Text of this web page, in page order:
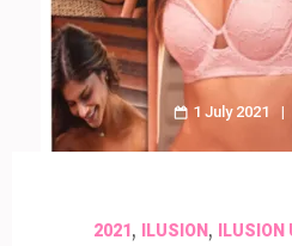
1 July 2021
2021, ILUSION, ILUSION